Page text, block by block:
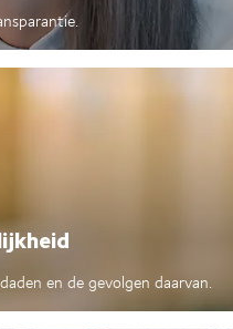
en de gevolgen daarvan.